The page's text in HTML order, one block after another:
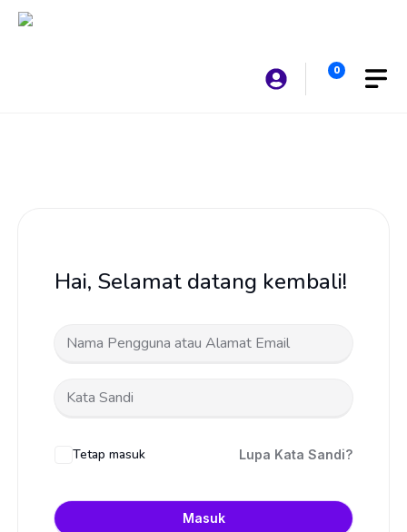
Langsung
0
Hai, Selamat datang kembali!
Tetap masuk Lupa Kata Sandi?
Masuk